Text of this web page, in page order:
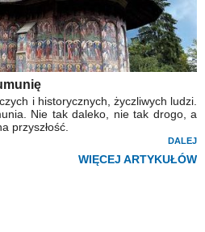
i historycznych, życzliwych ludzi.
Nie tak daleko, nie tak drogo, a
przyszłość.
DALEJ
WIĘCEJ ARTYKUŁÓW